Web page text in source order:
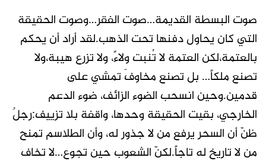
صوت البسطة القديمة…صوت الفقر…وصوت الحقيقة
التي كان يحاول دفنها تحت الذهب.لقد أراد أن يحكم
بالعتمة،لكن العتمة لا تُنبت ولاءً، ولا تزرع هيبة،ولا
تصنع ملكاً… بل تصنع مخاوفَ تمشي على
قدمين.وحين انسحب الضوء الزائف، ضوء الدعم
الخارجي، بقيت الحقيقة وحدها، واقفة بلا تزييف:رجلٌ
ظنّ أن السحر يرفع من لا جذور له، وأن الطلاسم تمنح
من لا تاريخ له تاجاً.لكنّ الشعوب حين تجوع…لا تخاف